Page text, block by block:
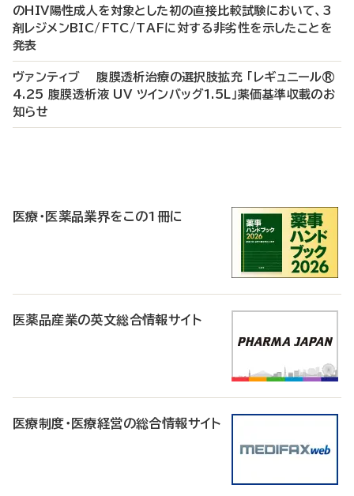
のHIV陽性成人を対象とした初の直接比較試験において、3
剤レジメンBIC/FTC/TAFに対する非劣性を示したことを
発表
ヴァンティブ 腹膜透析治療の選択肢拡充 「レギュニール®
4.25 腹膜透析液 UV ツインバッグ1.5L」薬価基準収載のお
知らせ
医療・医薬品業界をこの1冊に
医薬品産業の英文総合情報サイト
医療制度・医療経営の総合情報サイト